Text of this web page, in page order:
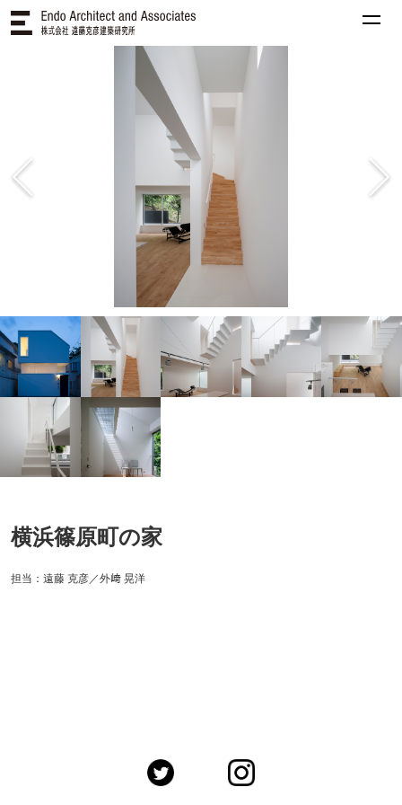
横浜篠原町の家
担当：遠藤 克彦／外﨑 晃洋